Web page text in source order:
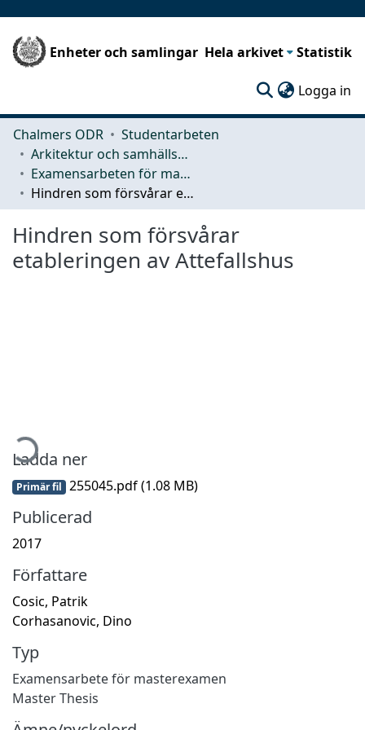
Enheter och samlingar Hela arkivet Statistik
Logga in
Chalmers ODR
Studentarbeten
Arkitektur och samhällsbyggnadsteknik (ACE)
Examensarbeten för masterexamen
Hindren som försvårar etableringen av Attefallshus
Hindren som försvårar
etableringen av Attefallshus
Ladda ner
Primär fil 255045.pdf(1.08 MB)
Publicerad
2017
Författare
Cosic, Patrik
Corhasanovic, Dino
Typ
Examensarbete för masterexamen
Master Thesis